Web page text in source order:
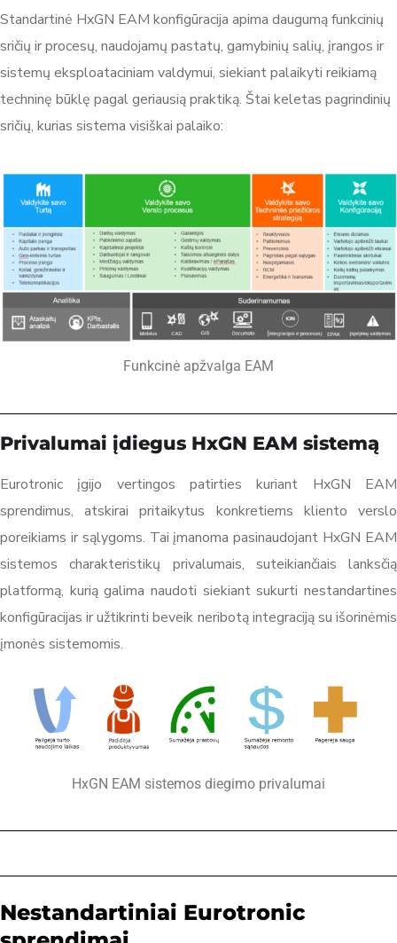
Standartinė HxGN EAM konfigūracija apima daugumą funkcinių
sričių ir procesų, naudojamų pastatų, gamybinių salių, įrangos ir
sistemų eksploataciniam valdymui, siekiant palaikyti reikiamą
techninę būklę pagal geriausią praktiką. Štai keletas pagrindinių
sričių, kurias sistema visiškai palaiko:
Funkcinė apžvalga EAM
Privalumai įdiegus HxGN EAM sistemą
Eurotronic įgijo vertingos patirties kuriant HxGN EAM
sprendimus, atskirai pritaikytus konkretiems kliento verslo
poreikiams ir sąlygoms. Tai įmanoma pasinaudojant HxGN EAM
sistemos charakteristikų privalumais, suteikiančiais lanksčią
platformą, kurią galima naudoti siekiant sukurti nestandartines
konfigūracijas ir užtikrinti beveik neribotą integraciją su išorinėmis
įmonės sistemomis.
HxGN EAM sistemos diegimo privalumai
Nestandartiniai Eurotronic